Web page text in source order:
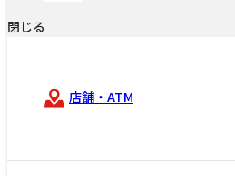
閉じる
店舗・ATM